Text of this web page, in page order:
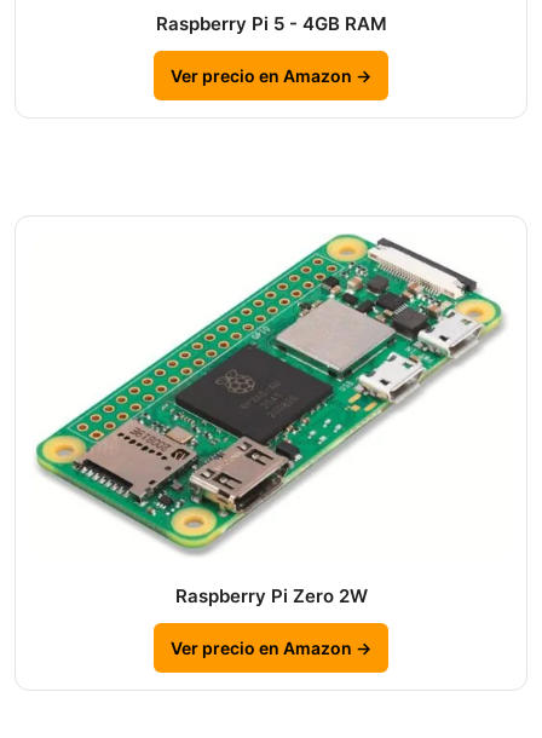
Raspberry Pi 5 - 4GB RAM
Ver precio en Amazon →
Raspberry Pi Zero 2W
Ver precio en Amazon →